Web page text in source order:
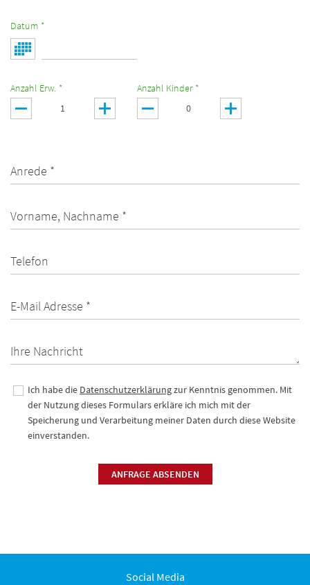
Datum *
Anzahl Erw. * Anzahl Kinder *
Anrede *
Vorname, Nachname *
Telefon
E-Mail Adresse *
Ihre Nachricht
Ich habe die Datenschutzerklärungzur Kenntnis genommen. Mit
der Nutzung dieses Formulars erkläre ich mich mit der
Speicherung und Verarbeitung meiner Daten durch diese Website
einverstanden.
ANFRAGE ABSENDEN
Social Media